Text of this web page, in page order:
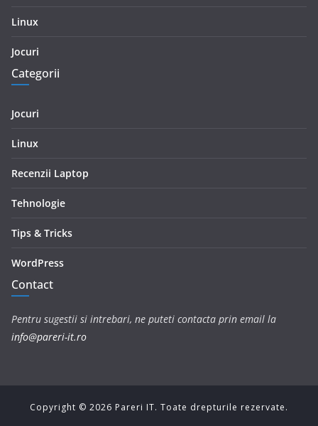
Linux
Jocuri
Categorii
Jocuri
Linux
Recenzii Laptop
Tehnologie
Tips & Tricks
WordPress
Contact
Pentru sugestii si intrebari, ne puteti contacta prin email la
info@pareri-it.ro
Copyright © 2026 Pareri IT. Toate drepturile rezervate.